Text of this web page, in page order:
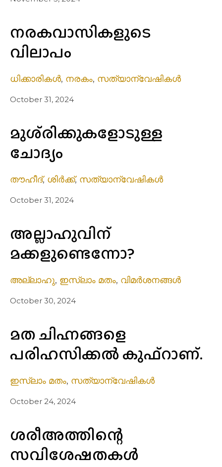
നരകവാസികളുടെ
വിലാപം
ധിക്കാരികൾ, നരകം, സത്യാന്വേഷികൾ
October 31, 2024
മുശ്‌രിക്കുകളോടുള്ള
ചോദ്യം
തൗഹീദ്, ശിർക്ക്, സത്യാന്വേഷികൾ
October 31, 2024
അല്ലാഹുവിന്
മക്കളുണ്ടെന്നോ?
അല്ലാഹു, ഇസ്ലാം മതം, വിമർശനങ്ങൾ
October 30, 2024
മത ചിഹ്നങ്ങളെ
പരിഹസിക്കൽ കുഫ്റാണ്.
ഇസ്ലാം മതം, സത്യാന്വേഷികൾ
October 24, 2024
ശരീഅത്തിന്റെ
സവിശേഷതകൾ